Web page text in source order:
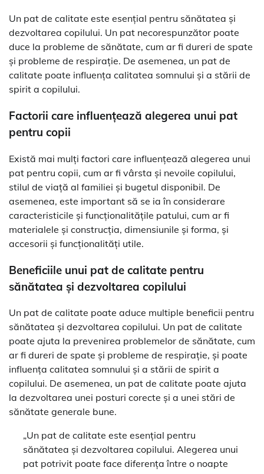
Un pat de calitate este esențial pentru sănătatea și
dezvoltarea copilului. Un pat necorespunzător poate
duce la probleme de sănătate, cum ar fi dureri de spate
și probleme de respirație. De asemenea, un pat de
calitate poate influența calitatea somnului și a stării de
spirit a copilului.
Factorii care influențează alegerea unui pat
pentru copii
Există mai mulți factori care influențează alegerea unui
pat pentru copii, cum ar fi vârsta și nevoile copilului,
stilul de viață al familiei și bugetul disponibil. De
asemenea, este important să se ia în considerare
caracteristicile și funcționalitățile patului, cum ar fi
materialele și construcția, dimensiunile și forma, și
accesorii și funcționalități utile.
Beneficiile unui pat de calitate pentru
sănătatea și dezvoltarea copilului
Un pat de calitate poate aduce multiple beneficii pentru
sănătatea și dezvoltarea copilului. Un pat de calitate
poate ajuta la prevenirea problemelor de sănătate, cum
ar fi dureri de spate și probleme de respirație, și poate
influența calitatea somnului și a stării de spirit a
copilului. De asemenea, un pat de calitate poate ajuta
la dezvoltarea unei posturi corecte și a unei stări de
sănătate generale bune.
„Un pat de calitate este esențial pentru
sănătatea și dezvoltarea copilului. Alegerea unui
pat potrivit poate face diferența între o noapte